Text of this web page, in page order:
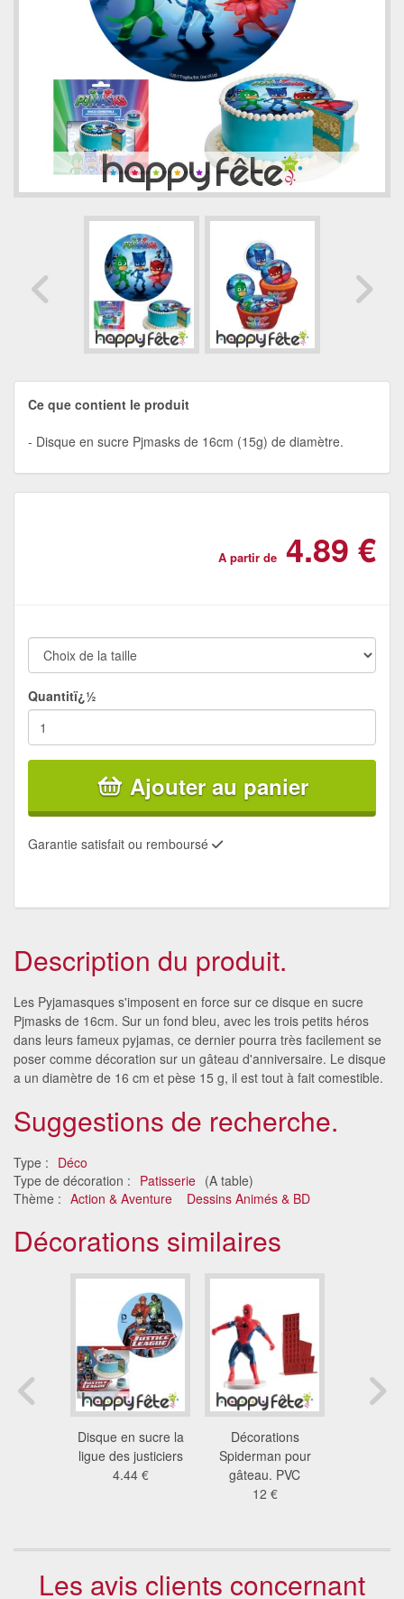
Ce que contient le produit
Disque en sucre Pjmasks de 16cm (15g) de diamètre.
A partir de 4.89 €
Quantitï¿½
Ajouter au panier
Garantie satisfait ou remboursé
Description du produit.
Les Pyjamasques s'imposent en force sur ce disque en sucre
Pjmasks de 16cm. Sur un fond bleu, avec les trois petits héros
dans leurs fameux pyjamas, ce dernier pourra très facilement se
poser comme décoration sur un gâteau d'anniversaire. Le disque
a un diamètre de 16 cm et pèse 15 g, il est tout à fait comestible.
Suggestions de recherche.
Type : Déco
Type de décoration : Patisserie (A table)
Thème : Action & Aventure Dessins Animés & BD
Décorations similaires
Disque en sucre la
ligue des justiciers
4.44 €
Décorations
Spiderman pour
gâteau. PVC
12 €
Les avis clients concernant